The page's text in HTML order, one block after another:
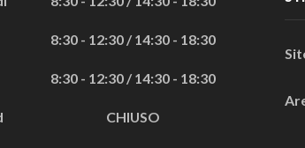
8:30 - 12:30 / 14:30 - 18:30
8:30 - 12:30 / 14:30 - 18:30
CHIUSO